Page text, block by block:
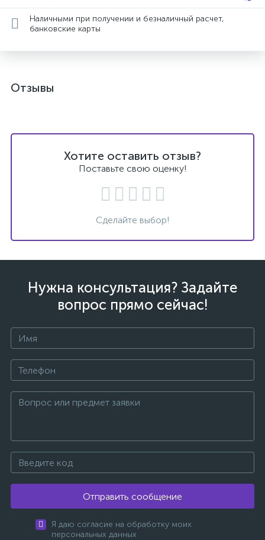
Наличными при получении и безналичный расчет,
банковские карты
Отзывы
Хотите оставить отзыв?
Поставьте свою оценку!
Сделайте выбор!
Нужна консультация? Задайте
вопрос прямо сейчас!
Отправить сообщение
Я даю согласие на обработку моих
персональных данных